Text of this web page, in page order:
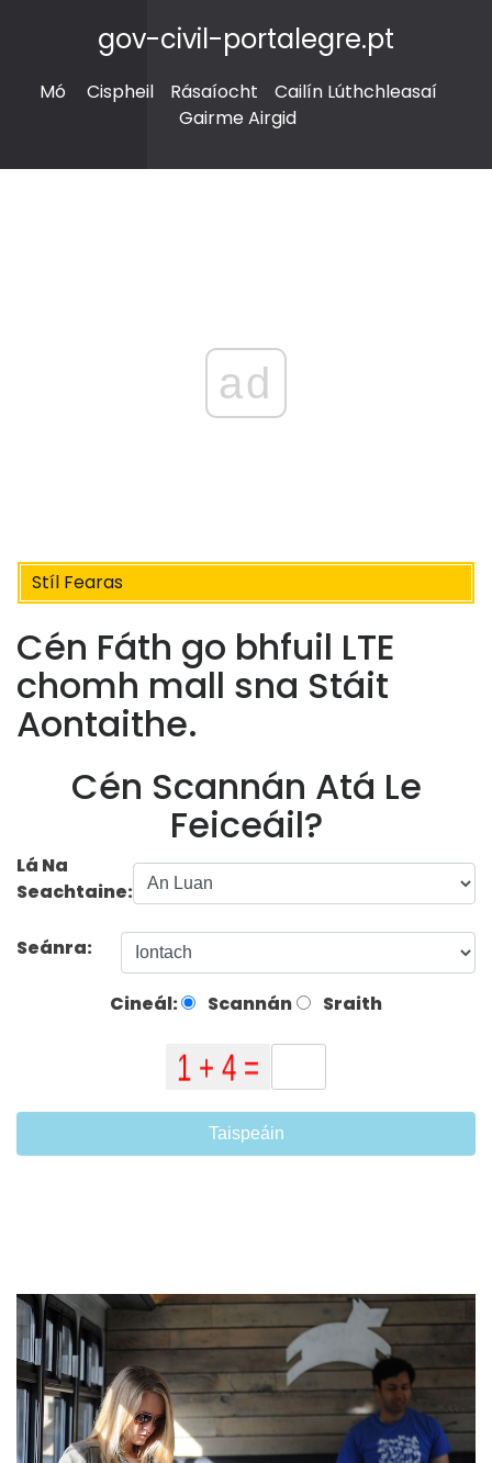
gov-civil-portalegre.pt
Mó Cispheil Rásaíocht
Cailín Lúthchleasaí
Gairme Airgid
ad
Stíl Fearas
Cén Fáth go bhfuil LTE
chomh mall sna Stáit
Aontaithe.
Cén Scannán Atá Le
Feiceáil?
Lá Na
Seachtaine:
Seánra:
Cineál: Scannán Sraith
Taispeáin